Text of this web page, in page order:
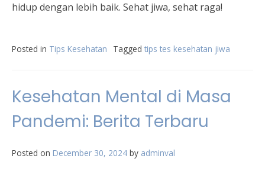
hidup dengan lebih baik. Sehat jiwa, sehat raga!
Posted in Tips Kesehatan Tagged tips tes kesehatan jiwa
Kesehatan Mental di Masa
Pandemi: Berita Terbaru
Posted on December 30, 2024 by adminval